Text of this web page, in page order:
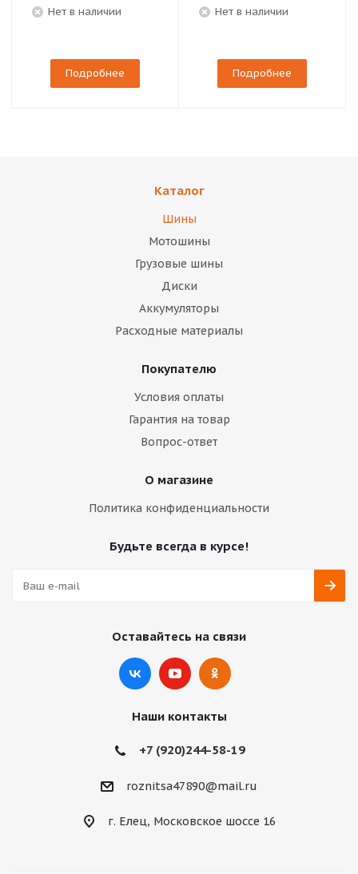
Нет в наличии
Подробнее
Нет в наличии
Подробнее
Каталог
Шины
Мотошины
Грузовые шины
Диски
Аккумуляторы
Расходные материалы
Покупателю
Условия оплаты
Гарантия на товар
Вопрос-ответ
О магазине
Политика конфиденциальности
Будьте всегда в курсе!
Оставайтесь на связи
Наши контакты
+7 (920)244-58-19
roznitsa47890@mail.ru
г. Елец, Московское шоссе 16